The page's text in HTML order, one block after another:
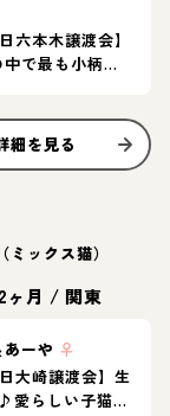
六本木譲渡会】
中で最も小柄で
細を見る
ミックス猫）
ヶ月 / 関東
あーや ♀
日大崎譲渡会】生
愛らしい子猫ペ